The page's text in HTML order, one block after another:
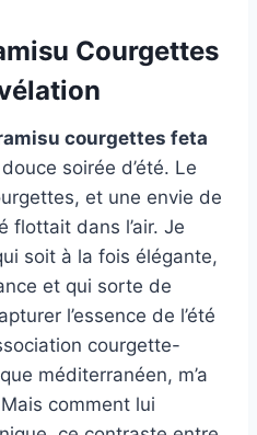
Courgettes
courgettes feta
soirée d’été. Le
et une envie de
flottait dans l’air. Je
soit à la fois élégante,
et qui sorte de
l’essence de l’été
courgette-
méditerranéen, m’a
comment lui